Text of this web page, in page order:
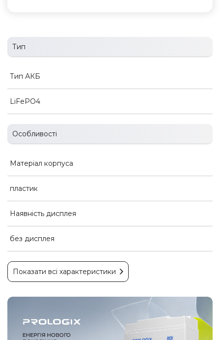
Тип
Тип АКБ
LiFePO4
Особливості
Матеріал корпуса
пластик
Наявність дисплея
без дисплея
Показати всі характеристики